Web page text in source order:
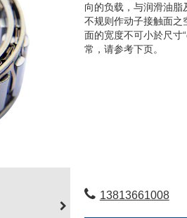
向的负载，与润滑油脂
不规则作动子接触面之
面的宽度不可小於尺寸
常，请参考下页。
13813661008